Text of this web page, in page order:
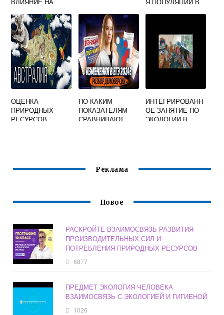
ЖИЗНЕДЕЯТЕЛЬН
ОСТИ ЧЕЛОВЕКА
ОЦЕНКА
ПРИРОДНЫХ
РЕСУРСОВ
ПО КАКИМ
ПОКАЗАТЕЛЯМ
СРАВНИВАЮТ
ОТВЕТЫ
ИНТЕГРИРОВАНН
ОЕ ЗАНЯТИЕ ПО
ЭКОЛОГИИ В
Реклама
Новое
РАСКРОЙТЕ ВЗАИМОСВЯЗЬ РАЗВИТИЯ
ПРОИЗВОДИТЕЛЬНЫХ СИЛ И
ПОТРЕБЛЕНИЯ ПРИРОДНЫХ РЕСУРСОВ
8877
ПРЕДМЕТ ЭКОЛОГИЯ ЧЕЛОВЕКА
ВЗАИМОСВЯЗЬ С ЭКОЛОГИЕЙ И ГИГИЕНОЙ
1026